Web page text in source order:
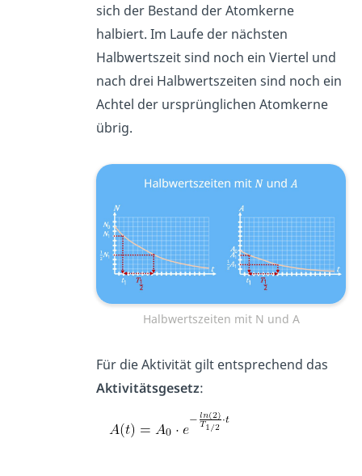
sich der Bestand der Atomkerne
halbiert. Im Laufe der nächsten
Halbwertszeit sind noch ein Viertel und
nach drei Halbwertszeiten sind noch ein
Achtel der ursprünglichen Atomkerne
übrig.
Halbwertszeiten mit N und A
Für die Aktivität gilt entsprechend das
Aktivitätsgesetz: